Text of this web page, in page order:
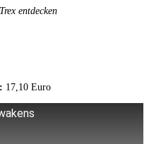
entdecken
17,10 Euro